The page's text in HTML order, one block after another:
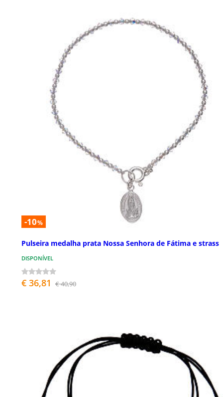
-10%
Pulseira medalha prata Nossa Senhora de Fátima e strass
DISPONÍVEL
€ 36,81 € 40,90